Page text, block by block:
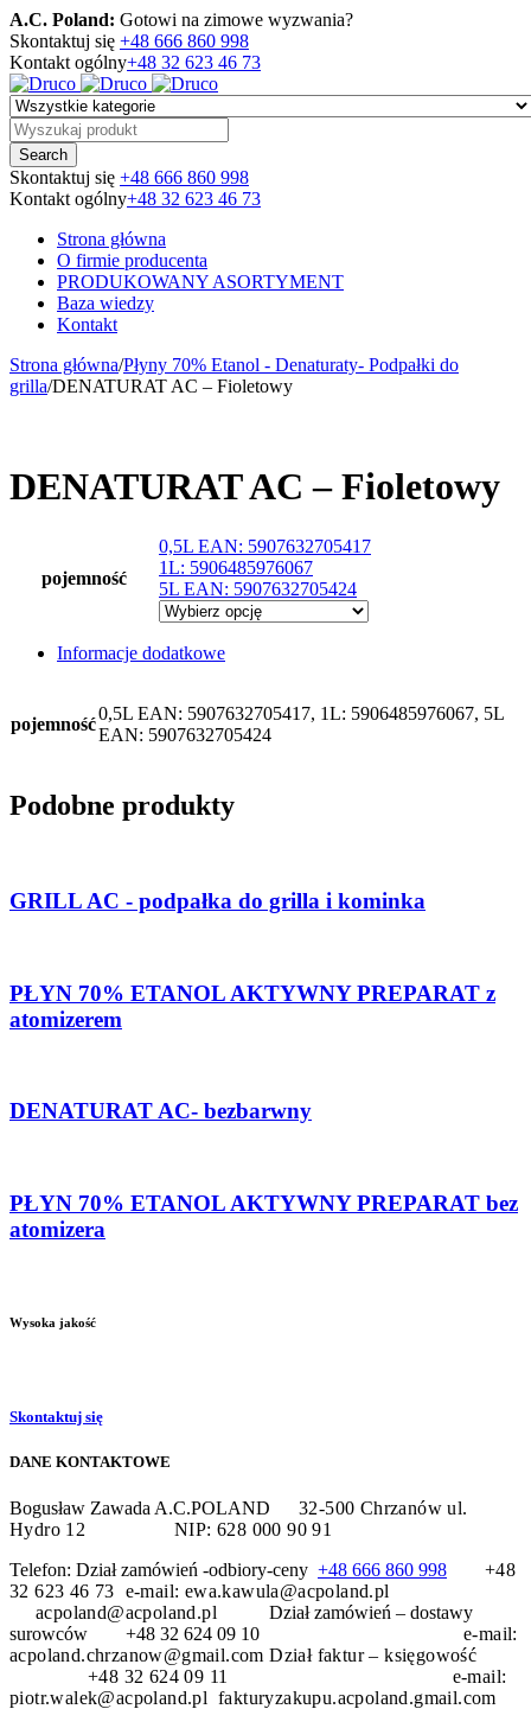
A.C. Poland: Gotowi na zimowe wyzwania?
Skontaktuj się +48 666 860 998
Kontakt ogólny+48 32 623 46 73
Skontaktuj się +48 666 860 998
Kontakt ogólny+48 32 623 46 73
Strona główna
O firmie producenta
PRODUKOWANY ASORTYMENT
Baza wiedzy
Kontakt
Strona główna/Płyny 70% Etanol - Denaturaty- Podpałki do
grilla/DENATURAT AC – Fioletowy
DENATURAT AC – Fioletowy
pojemność
0,5L EAN: 5907632705417
1L: 5906485976067
5L EAN: 5907632705424
Informacje dodatkowe
pojemność
0,5L EAN: 5907632705417, 1L: 5906485976067, 5L
EAN: 5907632705424
Podobne produkty
GRILL AC - podpałka do grilla i kominka
PŁYN 70% ETANOL AKTYWNY PREPARAT z
atomizerem
DENATURAT AC- bezbarwny
PŁYN 70% ETANOL AKTYWNY PREPARAT bez
atomizera
Wysoka jakość
Skontaktuj się
DANE KONTAKTOWE
Bogusław Zawada A.C.POLAND 32-500 Chrzanówul.
Hydro 12NIP: 628 000 90 91
Telefon: Dział zamówień -odbiory-ceny +48 666 860 998
+48
32 623 46 73 e-mail: ewa.kawula@acpoland.pl
acpoland@acpoland.pl Dział zamówień – dostawy
surowców +48 32 624 09 10 e-mail:
acpoland.chrzanow@gmail.comDział faktur – księgowość
+48 32 624 09 11 e-mail:
piotr.walek@acpoland.pl fakturyzakupu.acpoland.gmail.com